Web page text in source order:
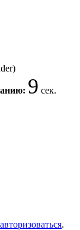
9 сек.
авторизоваться.